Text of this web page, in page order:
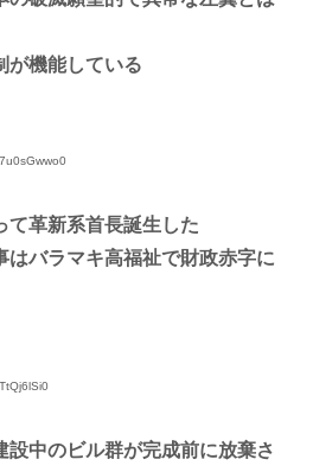
が機能している
て革新系首長誕生した
はバラマキ高福祉で財政赤字に
設中のビル群が完成前に放棄さ